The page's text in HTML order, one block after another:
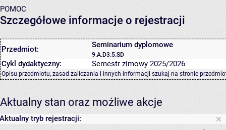
POMOC
Szczegółowe informacje o rejestracji
Przedmiot: Seminarium dyplomowe
9.A.D3.5.SD
Cykl dydaktyczny: Semestr zimowy 2025/2026
Opisu przedmiotu, zasad zaliczania i innych informacji szukaj na stronie
Aktualny stan oraz możliwe akcje
Aktualny tryb rejestracji: